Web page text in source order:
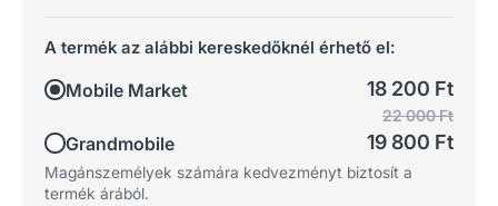
A termék az alábbi kereskedőknél érhető el:
Mobile Market 18 200 Ft
Grandmobile
22 000 Ft
19 800 Ft
Magánszemélyek számára kedvezményt biztosít a
termék árából.